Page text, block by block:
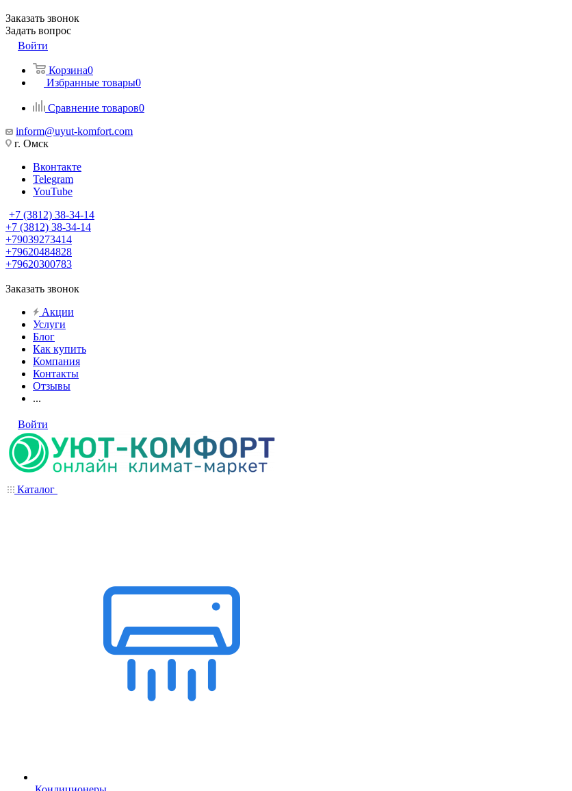
Заказать звонок
Задать вопрос
Войти
Корзина0
Избранные товары0
Сравнение товаров0
inform@uyut-komfort.com
г. Омск
Вконтакте
Telegram
YouTube
+7 (3812) 38-34-14
+7 (3812) 38-34-14
+79039273414
+79620484828
+79620300783
Заказать звонок
Акции
Услуги
Блог
Как купить
Компания
Контакты
Отзывы
...
Войти
Каталог